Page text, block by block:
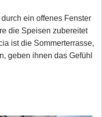
ein offenes Fenster
die Speisen zubereitet
ist die Sommerterrasse,
geben ihnen das Gefühl